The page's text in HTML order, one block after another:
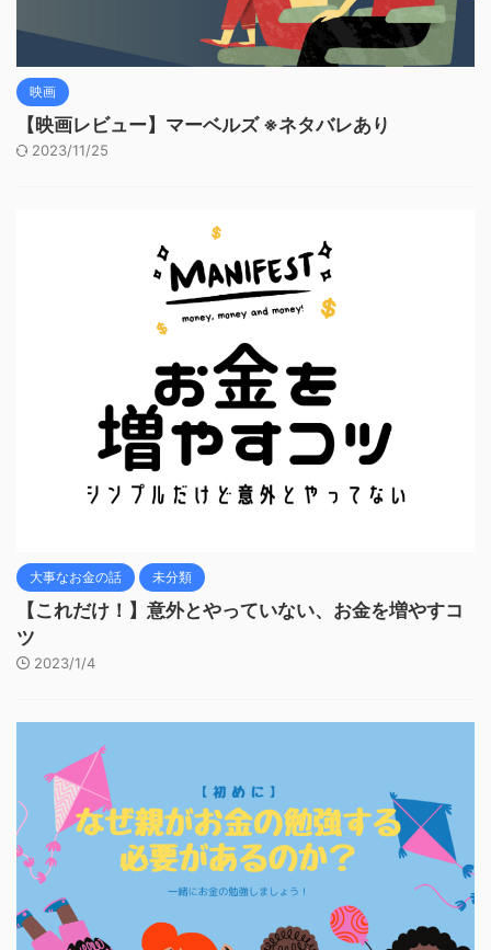
映画
【映画レビュー】マーベルズ ※ネタバレあり
2023/11/25
大事なお金の話 未分類
【これだけ！】意外とやっていない、お金を増やすコ
ツ
2023/1/4